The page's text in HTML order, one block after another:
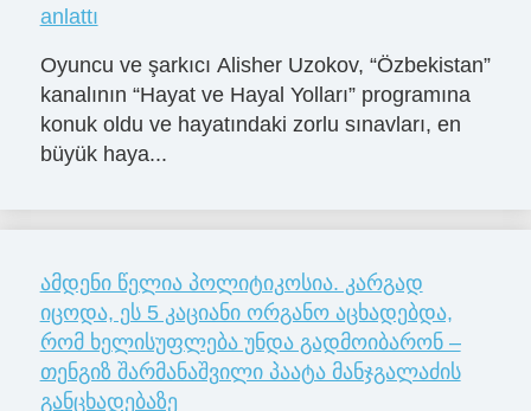
anlattı
Oyuncu ve şarkıcı Alisher Uzokov, “Özbekistan”
kanalının “Hayat ve Hayal Yolları” programına
konuk oldu ve hayatındaki zorlu sınavları, en
büyük haya...
ამდენი წელია პოლიტიკოსია. კარგად
იცოდა, ეს 5 კაციანი ორგანო აცხადებდა,
რომ ხელისუფლება უნდა გადმოიბარონ –
თენგიზ შარმანაშვილი პაატა მანჯგალაძის
განცხადებაზე